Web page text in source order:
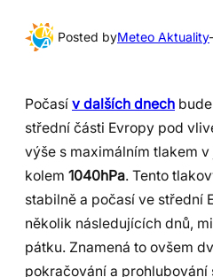
Posted byMeteo Aktuality
Počasí v dalších dnech
střední části Evropy pod
výše s maximálním tlakem
kolem 1040hPa. Tento
stabilně a počasí ve střední
několik následujících dnů,
pátku. Znamená to ovšem
pokračování a prohlubování